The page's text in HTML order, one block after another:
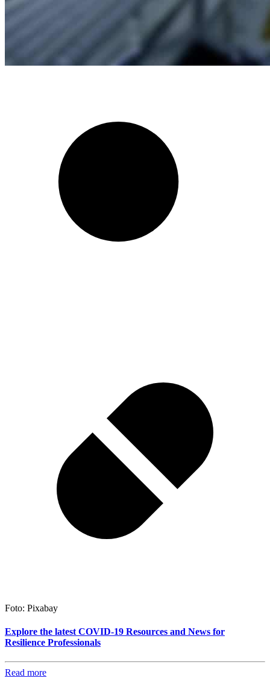
Foto: Pixabay
Explore the latest COVID-19 Resources and News for
Resilience Professionals
Read more